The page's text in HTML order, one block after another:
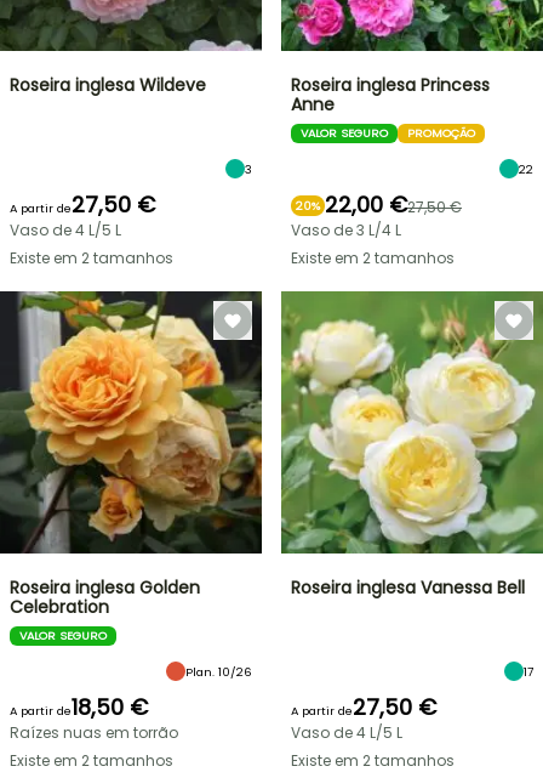
Roseira inglesa Wildeve
3
A partir de27,50 €
Vaso de 4 L/5 L
Existe em 2 tamanhos
Roseira inglesa Princess
Anne
VALOR SEGURO PROMOÇÃO
22
20% 22,00 €27,50 €
Vaso de 3 L/4 L
Existe em 2 tamanhos
Roseira inglesa Golden
Celebration
VALOR SEGURO
Plan. 10/26
A partir de18,50 €
Raízes nuas em torrão
Existe em 2 tamanhos
Roseira inglesa Vanessa Bell
17
A partir de27,50 €
Vaso de 4 L/5 L
Existe em 2 tamanhos